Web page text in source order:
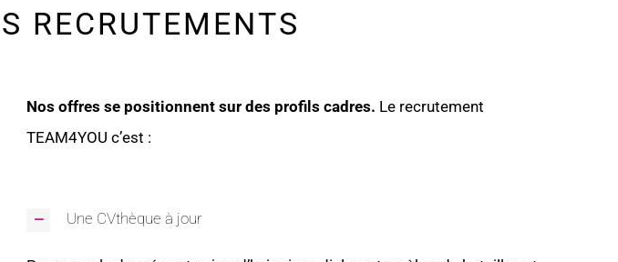
RECRUTEMENTS
Nos offres se positionnent sur des profils cadres. Le recrutement
TEAM4YOU c’est :
Une CVthèque à jour